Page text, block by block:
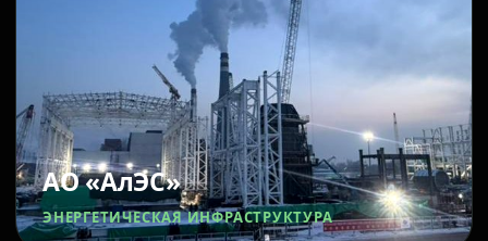
АО «АлЭС»
ЭНЕРГЕТИЧЕСКАЯ ИНФРАСТРУКТУРА